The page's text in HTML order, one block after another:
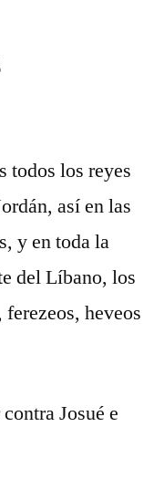
todos los reyes
así en las
y en toda la
del Líbano, los
heveos
Josué e